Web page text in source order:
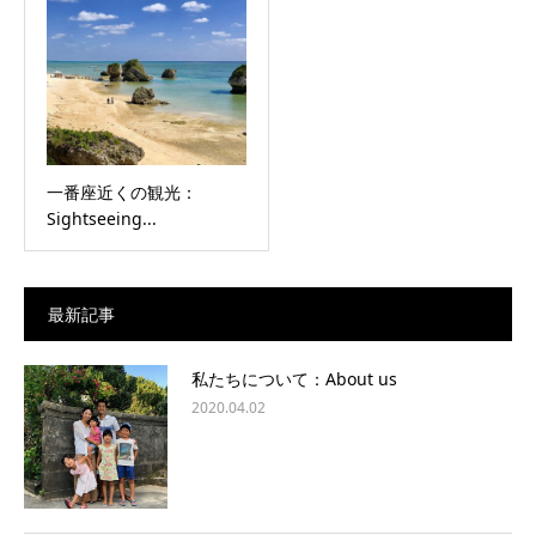
一番座近くの観光：
Sightseeing...
最新記事
私たちについて：About us
2020.04.02